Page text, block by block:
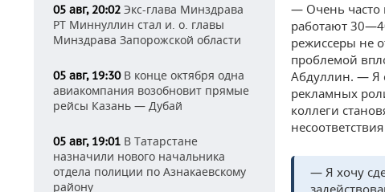
05 авг, 20:02 Экс-глава Минздрава
РТ Миннуллин стал и. о. главы
Минздрава Запорожской области
05 авг, 19:30В конце октября одна
авиакомпания возобновит прямые
рейсы Казань — Дубай
05 авг, 19:01 В Татарстане
назначили нового начальника
отдела полиции по Азнакаевскому
району
— Очень часто
работают
режиссеры не
проблемой
Абдуллин. — Я
рекламных
коллеги
— Я хочу